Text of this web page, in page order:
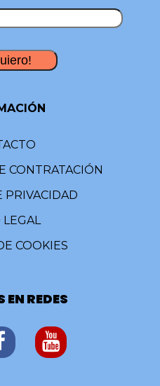
CONTRATACIÓN
PRIVACIDAD
LEGAL
COOKIES
EN REDES